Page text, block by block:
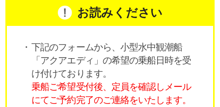
お読みください
下記のフォームから、小型水中観潮船
「アクアエディ」の希望の乗船日時を受
け付けております。
乗船ご希望受付後、定員を確認しメール
にてご予約完了のご連絡をいたします。